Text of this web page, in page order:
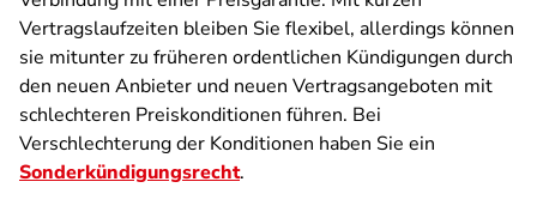
Vertragslaufzeiten bleiben Sie flexibel, allerdings können
sie mitunter zu früheren ordentlichen Kündigungen durch
den neuen Anbieter und neuen Vertragsangeboten mit
schlechteren Preiskonditionen führen. Bei
Verschlechterung der Konditionen haben Sie ein
Sonderkündigungsrecht.